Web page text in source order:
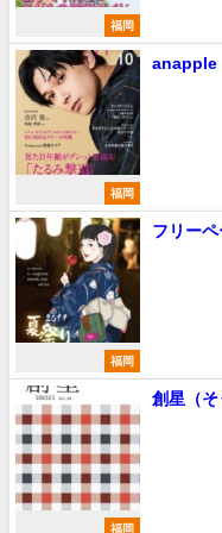
福岡
福岡
anapple
福岡
フリーペ
福岡
創星（そ